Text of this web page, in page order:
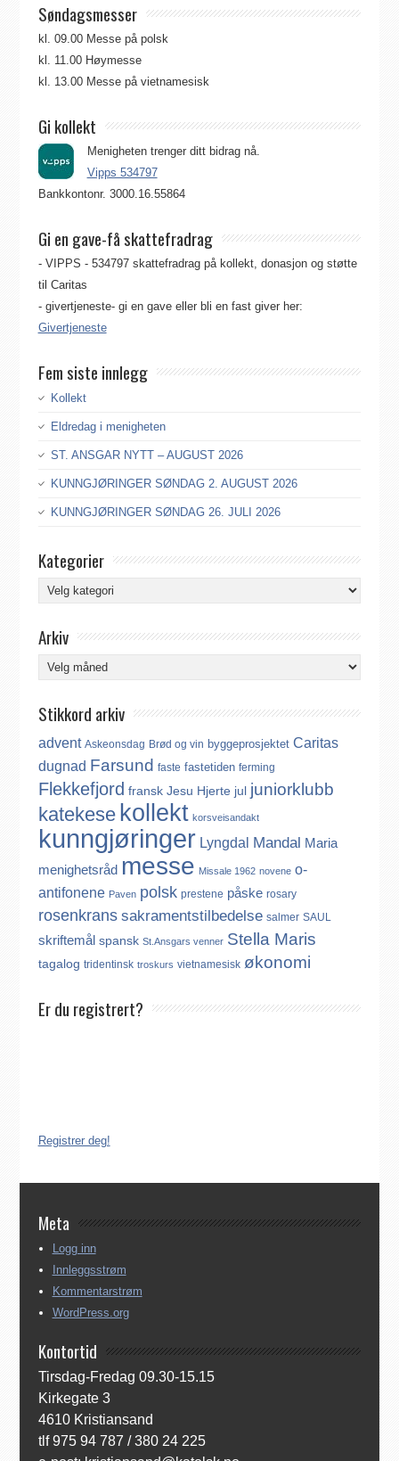
Søndagsmesser
kl. 09.00 Messe på polsk
kl. 11.00 Høymesse
kl. 13.00 Messe på vietnamesisk
Gi kollekt
Menigheten trenger ditt bidrag nå.
Vipps 534797
Bankkontonr. 3000.16.55864
Gi en gave-få skattefradrag
- VIPPS - 534797 skattefradrag på kollekt, donasjon og støtte
til Caritas
- givertjeneste- gi en gave eller bli en fast giver her:
Givertjeneste
Fem siste innlegg
Kollekt
Eldredag i menigheten
ST. ANSGAR NYTT – AUGUST 2026
KUNNGJØRINGER SØNDAG 2. AUGUST 2026
KUNNGJØRINGER SØNDAG 26. JULI 2026
Kategorier
Kategorier
Arkiv
Arkiv
Stikkord arkiv
advent Askeonsdag Brød og vin byggeprosjektet Caritas
dugnad Farsund faste fastetiden ferming
Flekkefjord fransk Jesu Hjerte jul juniorklubb
katekese kollekt korsveisandakt
kunngjøringer Lyngdal Mandal Maria
menighetsråd messe Missale 1962 novene o-
antifonene Paven polsk prestene påske rosary
rosenkrans sakramentstilbedelse salmer SAUL
skriftemål spansk St.Ansgars venner Stella Maris
tagalog tridentinsk troskurs vietnamesisk økonomi
Er du registrert?
Registrer deg!
Meta
Logg inn
Innleggsstrøm
Kommentarstrøm
WordPress.org
Kontortid
Tirsdag-Fredag 09.30-15.15
Kirkegate 3
4610 Kristiansand
tlf 975 94 787 / 380 24 225